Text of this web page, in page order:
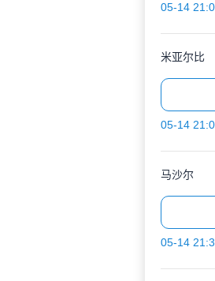
05-14
米亚尔比
05-14
马沙尔
05-14